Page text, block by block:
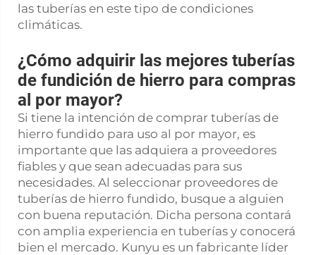
las tuberías en este tipo de condiciones
climáticas.
¿Cómo adquirir las mejores tuberías
de fundición de hierro para compras
al por mayor?
Si tiene la intención de comprar tuberías de
hierro fundido para uso al por mayor, es
importante que las adquiera a proveedores
fiables y que sean adecuadas para sus
necesidades. Al seleccionar proveedores de
tuberías de hierro fundido, busque a alguien
con buena reputación. Dicha persona contará
con amplia experiencia en tuberías y conocerá
bien el mercado. Kunyu es un fabricante líder